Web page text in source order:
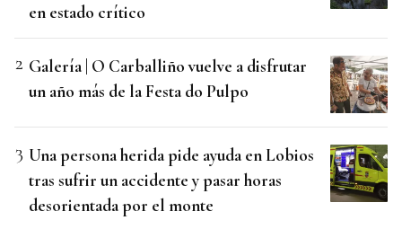
en estado crítico
Galería | O Carballiño vuelve a disfrutar
un año más de la Festa do Pulpo
Una persona herida pide ayuda en Lobios
tras sufrir un accidente y pasar horas
desorientada por el monte